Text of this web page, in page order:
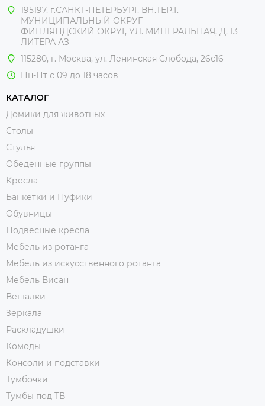
195197, г.САНКТ-ПЕТЕРБУРГ, ВН.ТЕР.Г.
МУНИЦИПАЛЬНЫЙ ОКРУГ
ФИНЛЯНДСКИЙ ОКРУГ, УЛ. МИНЕРАЛЬНАЯ, Д. 13
ЛИТЕРА АЗ
115280, г. Москва, ул. Ленинская Слобода, 26с16
Пн-Пт с 09 до 18 часов
КАТАЛОГ
Домики для животных
Столы
Стулья
Обеденные группы
Кресла
Банкетки и Пуфики
Обувницы
Подвесные кресла
Мебель из ротанга
Мебель из искусственного ротанга
Мебель Висан
Вешалки
Зеркала
Раскладушки
Комоды
Консоли и подставки
Тумбочки
Тумбы под ТВ